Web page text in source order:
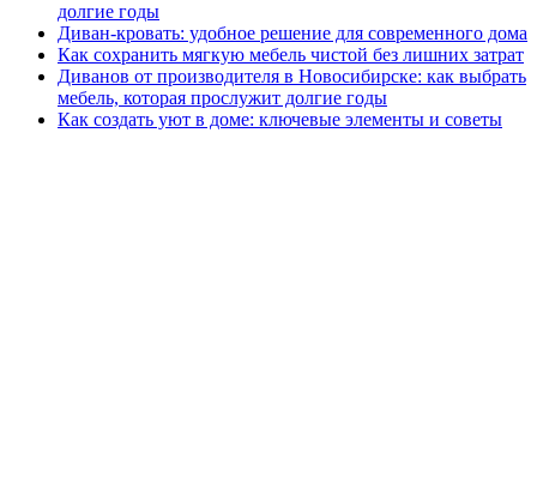
долгие годы
Диван-кровать: удобное решение для современного дома
Как сохранить мягкую мебель чистой без лишних затрат
Диванов от производителя в Новосибирске: как выбрать
мебель, которая прослужит долгие годы
Как создать уют в доме: ключевые элементы и советы